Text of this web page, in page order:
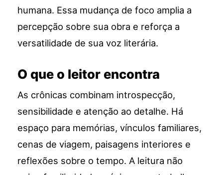
humana. Essa mudança de foco amplia a
percepção sobre sua obra e reforça a
versatilidade de sua voz literária.
O que o leitor encontra
As crônicas combinam introspecção,
sensibilidade e atenção ao detalhe. Há
espaço para memórias, vínculos familiares,
cenas de viagem, paisagens interiores e
reflexões sobre o tempo. A leitura não